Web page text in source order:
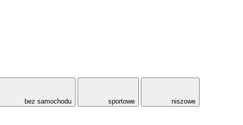
bez samochodu sportowe niszowe